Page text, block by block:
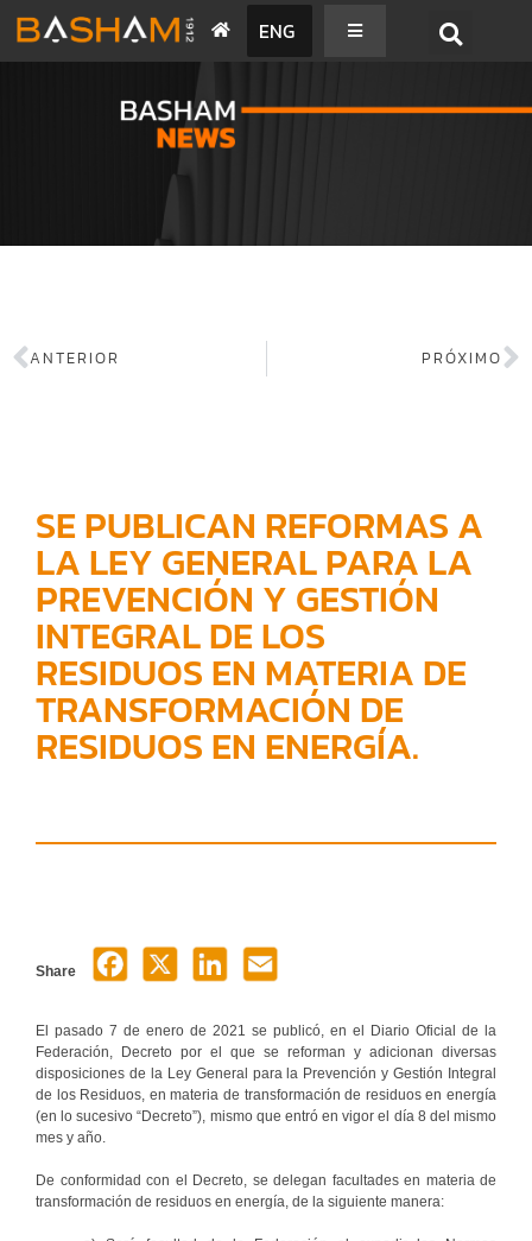
ENG
ANTERIOR PRÓXIMO
SE PUBLICAN REFORMAS A
LA LEY GENERAL PARA LA
PREVENCIÓN Y GESTIÓN
INTEGRAL DE LOS
RESIDUOS EN MATERIA DE
TRANSFORMACIÓN DE
RESIDUOS EN ENERGÍA.
Share
El pasado 7 de enero de 2021 se publicó, en el Diario Oficial de la
Federación, Decreto por el que se reforman y adicionan diversas
disposiciones de la Ley General para la Prevención y Gestión Integral
de los Residuos, en materia de transformación de residuos en energía
(en lo sucesivo “Decreto”), mismo que entró en vigor el día 8 del mismo
mes y año.
De conformidad con el Decreto, se delegan facultades en materia de
transformación de residuos en energía, de la siguiente manera: